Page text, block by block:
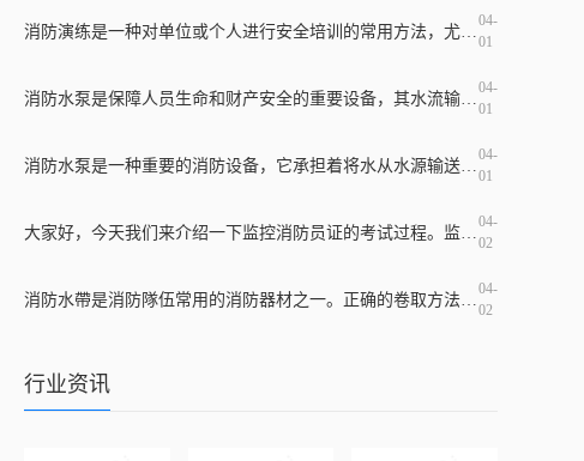
04-
01
04-
01
04-
01
04-
02
04-
02
行业资讯